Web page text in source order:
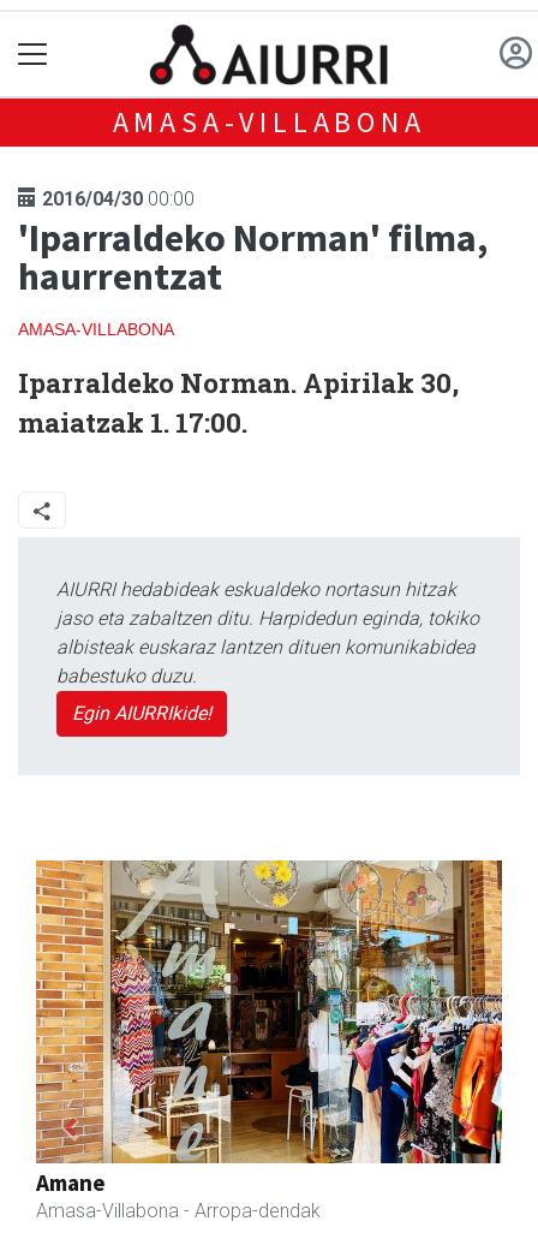
AMASA-VILLABONA
2016/04/30 00:00
'Iparraldeko Norman' filma,
haurrentzat
AMASA-VILLABONA
Iparraldeko Norman. Apirilak 30,
maiatzak 1. 17:00.
AIURRI hedabideak eskualdeko nortasun hitzak
jaso eta zabaltzen ditu. Harpidedun eginda, tokiko
albisteak euskaraz lantzen dituen komunikabidea
babestuko duzu.
Egin AIURRIkide!
Amasa-Villabona - Udaletxeak
Previous Next